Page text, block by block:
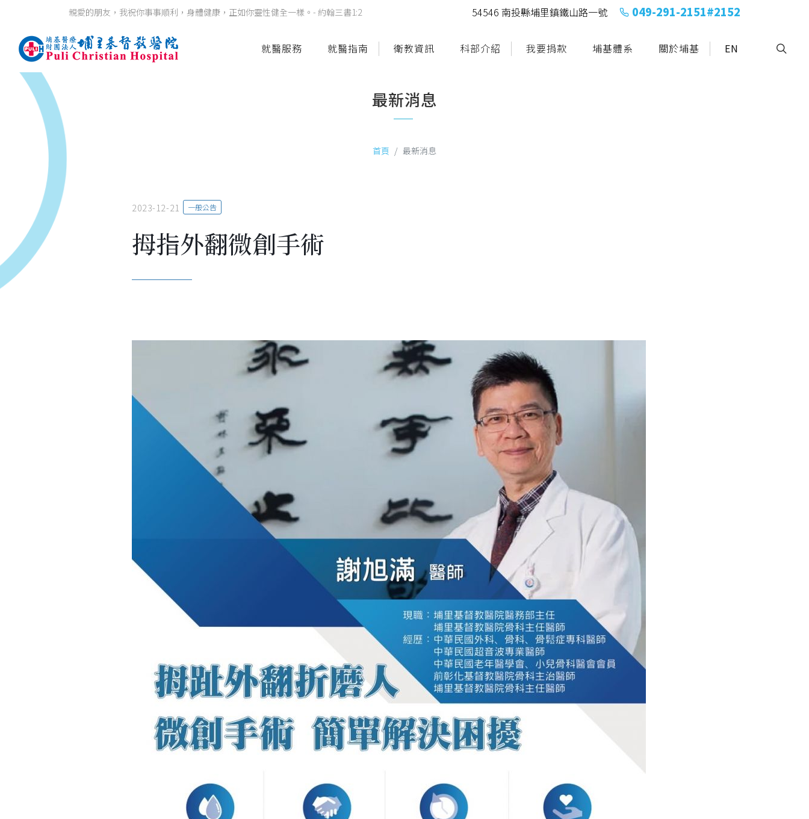
親愛的朋友，我祝你事事順利，身體健康，正如你靈性健全一樣。- 約翰三書1:2 54546 南投縣埔里鎮鐵山路一號 049-291-2151#2152
就醫服務 就醫指南 衛教資訊 科部介紹 我要捐款 埔基體系 關於埔基 EN
最新消息
首頁 最新消息
2023-12-21 一般公告
拇指外翻微創手術